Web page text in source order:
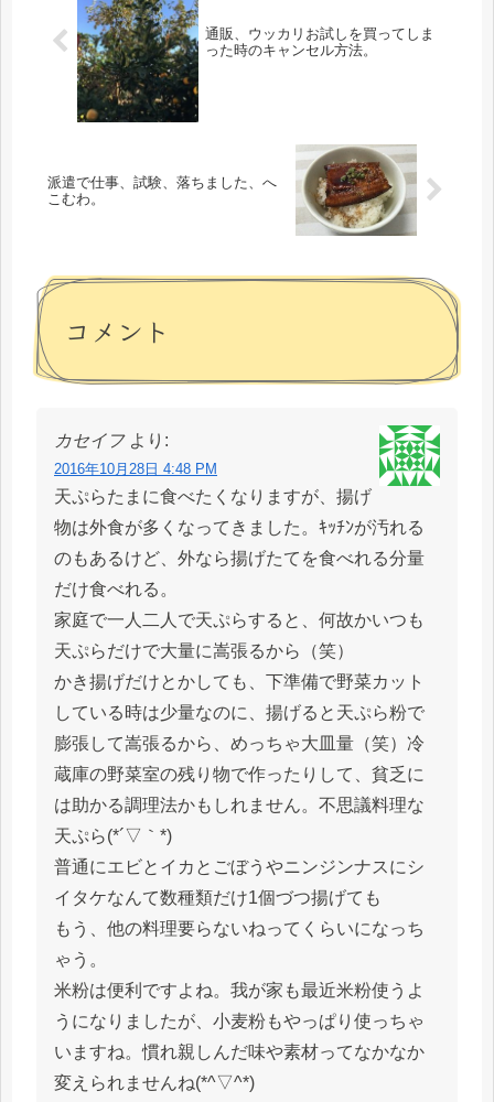
通販、ウッカリお試しを買ってしま
った時のキャンセル方法。
派遣で仕事、試験、落ちました、へ
こむわ。
コメント
カセイフ より:
2016年10月28日 4:48 PM
天ぷらたまに食べたくなりますが、揚げ
物は外食が多くなってきました。ｷｯﾁﾝが汚れる
のもあるけど、外なら揚げたてを食べれる分量
だけ食べれる。
家庭で一人二人で天ぷらすると、何故かいつも
天ぷらだけで大量に嵩張るから（笑）
かき揚げだけとかしても、下準備で野菜カット
している時は少量なのに、揚げると天ぷら粉で
膨張して嵩張るから、めっちゃ大皿量（笑）冷
蔵庫の野菜室の残り物で作ったりして、貧乏に
は助かる調理法かもしれません。不思議料理な
天ぷら(*´▽｀*)
普通にエビとイカとごぼうやニンジンナスにシ
イタケなんて数種類だけ1個づつ揚げても
もう、他の料理要らないねってくらいになっち
ゃう。
米粉は便利ですよね。我が家も最近米粉使うよ
うになりましたが、小麦粉もやっぱり使っちゃ
いますね。慣れ親しんだ味や素材ってなかなか
変えられませんね(*^▽^*)